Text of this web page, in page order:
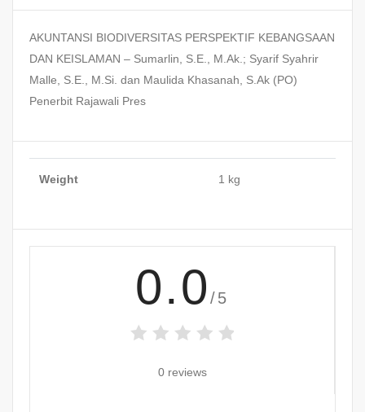
AKUNTANSI BIODIVERSITAS PERSPEKTIF KEBANGSAAN
DAN KEISLAMAN – Sumarlin, S.E., M.Ak.; Syarif Syahrir
Malle, S.E., M.Si. dan Maulida Khasanah, S.Ak (PO)
Penerbit Rajawali Pres
Weight 1 kg
0.0 /5
0 reviews